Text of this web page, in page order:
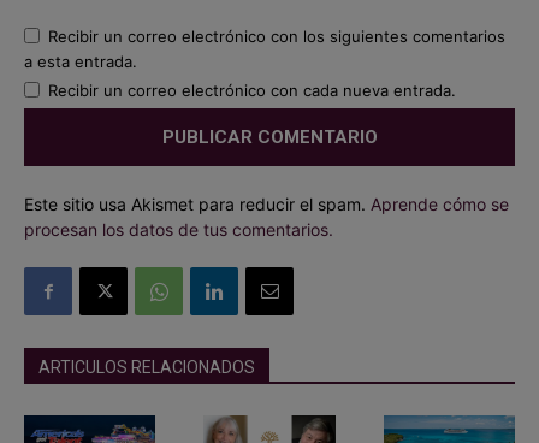
Recibir un correo electrónico con los siguientes comentarios
a esta entrada.
Recibir un correo electrónico con cada nueva entrada.
Este sitio usa Akismet para reducir el spam. Aprende cómo se
procesan los datos de tus comentarios.
ARTICULOS RELACIONADOS